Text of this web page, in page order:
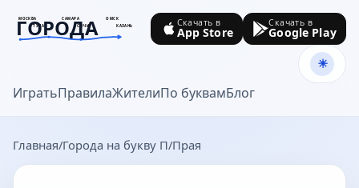
МОСКВА САМАРА
ОМСК
ТУЛА
СОЧИ КАЗАНЬ
ГОРОДА
goroda-na.ru
ИгратьПравилаЖителиПо буквамБлог
Скачать в
App Store
Скачать в
Google Play
Главная Города на букву П Прая